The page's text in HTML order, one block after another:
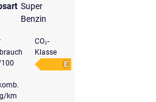
Super
Benzin
100
km
CO₂-
Klasse
E